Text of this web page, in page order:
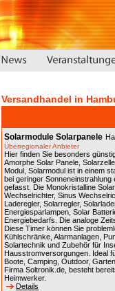
Versandhandel in
Solarmodule Solarpanele
Überregionaler Anbieter
Hier finden Sie besonders
Amorphe Solar Panele,
Modul, Solarmodul ist in einem
bei geringer
gefasst. Die Monokristalline
Wechselrichter, Sinus
Laderegler, Solarregler,
Energiesparlampen, Solar
Energiebedarfs. Die analoge
Diese Timer können Sie
Kühlschränke, Alarmanlagen,
Solartechnik und Zubehör für
Hausstromversorgungen. Ideal
Boote, Camping, Outdoor,
Firma Soltronik.de, besteht
Heimwerker.
Details